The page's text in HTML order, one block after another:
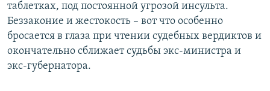
таблетках, под постоянной угрозой инсульта.
Беззаконие и жестокость – вот что особенно
бросается в глаза при чтении судебных вердиктов и
окончательно сближает судьбы экс-министра и
экс-губернатора.